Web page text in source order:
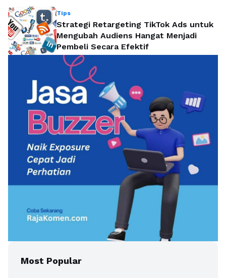
Tips
Strategi Retargeting TikTok Ads untuk
Mengubah Audiens Hangat Menjadi
Pembeli Secara Efektif
Most Popular